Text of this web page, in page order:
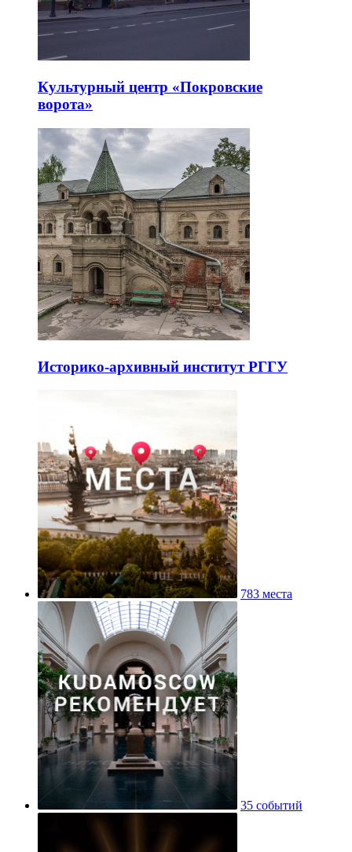
Культурный центр «Покровские
ворота»
Историко-архивный институт РГГУ
783 места
35 событий